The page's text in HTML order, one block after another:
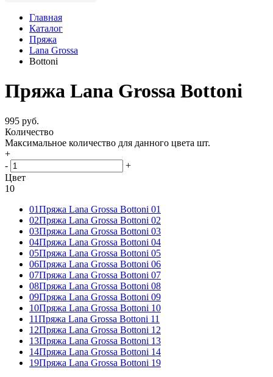
Главная
Каталог
Пряжа
Lana Grossa
Bottoni
Пряжа Lana Grossa Bottoni
995 руб.
Количество
Максимальное количество для данного цвета шт.
+
-
+
Цвет
10
01Пряжа Lana Grossa Bottoni 01
02Пряжа Lana Grossa Bottoni 02
03Пряжа Lana Grossa Bottoni 03
04Пряжа Lana Grossa Bottoni 04
05Пряжа Lana Grossa Bottoni 05
06Пряжа Lana Grossa Bottoni 06
07Пряжа Lana Grossa Bottoni 07
08Пряжа Lana Grossa Bottoni 08
09Пряжа Lana Grossa Bottoni 09
10Пряжа Lana Grossa Bottoni 10
11Пряжа Lana Grossa Bottoni 11
12Пряжа Lana Grossa Bottoni 12
13Пряжа Lana Grossa Bottoni 13
14Пряжа Lana Grossa Bottoni 14
19Пряжа Lana Grossa Bottoni 19